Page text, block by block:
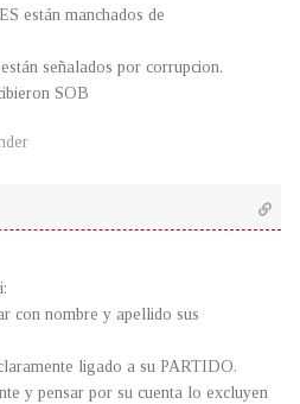
están manchados de
señalados por corrupcion.
SOB
con nombre y apellido sus
ligado a su PARTIDO.
y pensar por su cuenta lo excluyen